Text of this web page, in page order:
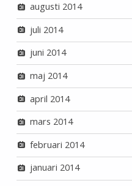
augusti 2014
juli 2014
juni 2014
maj 2014
april 2014
mars 2014
februari 2014
januari 2014